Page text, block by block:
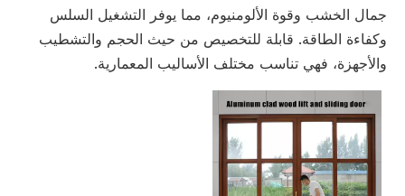
جمال الخشب وقوة الألومنيوم، مما يوفر التشغيل السلس
وكفاءة الطاقة. قابلة للتخصيص من حيث الحجم والتشطيب
والأجهزة، فهي تناسب مختلف الأساليب المعمارية.